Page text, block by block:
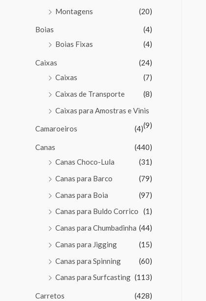
Montagens
(20)
Boias
(4)
Boias Fixas
(4)
Caixas
(24)
Caixas
(7)
Caixas de Transporte
(8)
Caixas para Amostras e Vinis
(9)
Camaroeiros (4)
Canas
(440)
Canas Choco-Lula
(31)
Canas para Barco
(79)
Canas para Boia
(97)
Canas para Buldo Corrico
(1)
Canas para Chumbadinha (44)
Canas para Jigging
(15)
Canas para Spinning
(60)
Canas para Surfcasting (113)
Carretos
(428)